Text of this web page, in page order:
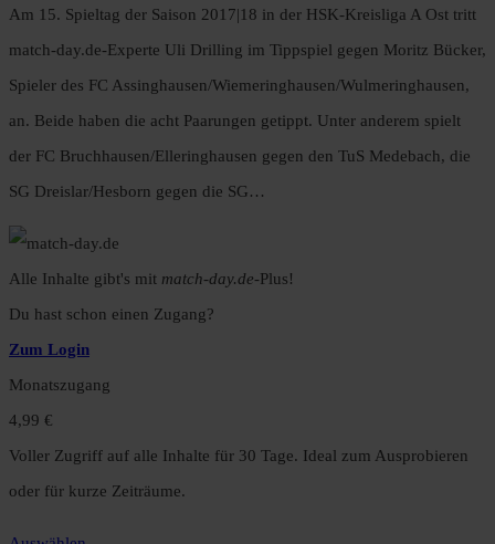
Am 15. Spieltag der Saison 2017|18 in der HSK-Kreisliga A Ost tritt
match-day.de-Experte Uli Drilling im Tippspiel gegen Moritz Bücker,
Spieler des FC Assinghausen/Wiemeringhausen/Wulmeringhausen,
an. Beide haben die acht Paarungen getippt. Unter anderem spielt
der FC Bruchhausen/Elleringhausen gegen den TuS Medebach, die
SG Dreislar/Hesborn gegen die SG…
Alle Inhalte gibt's mit match-day.de-Plus!
Du hast schon einen Zugang?
Zum Login
Monatszugang
4,99 €
Voller Zugriff auf alle Inhalte für 30 Tage. Ideal zum Ausprobieren
oder für kurze Zeiträume.